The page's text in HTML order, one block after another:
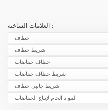
العلامات الساخنة :
خطاف
شريط خطاف
خطاف حفاضات
شريط خطاف حفاضات
شريط جانبي خطاف
المواد الخام لإنتاج الحفاضات